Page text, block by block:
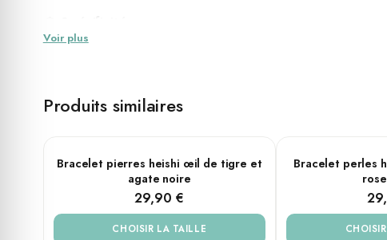
Pierres naturelles
Forme des perles : Heishi
Matière : Acier
Modèle : Femme
Tailles disponibles : Small — 16 cm, 18 cm, Large — 20 cm
Montage sur élastique — s'ajuste naturellement à tous les poignets,
Voir plus
Produits similaires
PLUSIEURS TAILLES
Bracelet pierres heishi œil de tigre et
agate noire
29,90 €
CHOISIR LA TAILLE
PLUSIEURS TAILLES
Bracelet perles